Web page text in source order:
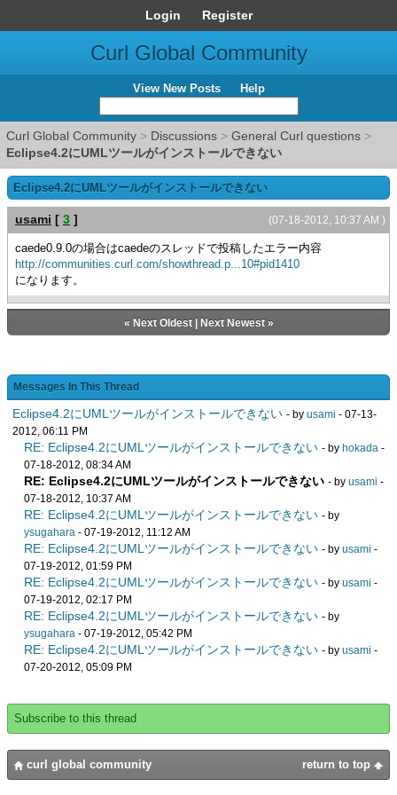
Login Register
Curl Global Community
View New Posts Help
Curl Global Community > Discussions > General Curl questions >
Eclipse4.2にUMLツールがインストールできない
Eclipse4.2にUMLツールがインストールできない
(07-18-2012, 10:37 AM )
usami [ 3 ]
caede0.9.0の場合はcaedeのスレッドで投稿したエラー内容
http://communities.curl.com/showthread.p...10#pid1410
になります。
« Next Oldest| Next Newest»
Messages In This Thread
Eclipse4.2にUMLツールがインストールできない - by usami - 07-13-
2012, 06:11 PM
RE: Eclipse4.2にUMLツールがインストールできない - by hokada -
07-18-2012, 08:34 AM
RE: Eclipse4.2にUMLツールがインストールできない - by usami -
07-18-2012, 10:37 AM
RE: Eclipse4.2にUMLツールがインストールできない - by
ysugahara - 07-19-2012, 11:12 AM
RE: Eclipse4.2にUMLツールがインストールできない - by usami -
07-19-2012, 01:59 PM
RE: Eclipse4.2にUMLツールがインストールできない - by usami -
07-19-2012, 02:17 PM
RE: Eclipse4.2にUMLツールがインストールできない - by
ysugahara - 07-19-2012, 05:42 PM
RE: Eclipse4.2にUMLツールがインストールできない - by usami -
07-20-2012, 05:09 PM
Subscribe to this thread
return to top
curl global community